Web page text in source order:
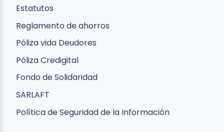
Estatutos
Reglamento de ahorros
Póliza vida Deudores
Póliza Credigital
Fondo de Solidaridad
SARLAFT
Política de Seguridad de la Información